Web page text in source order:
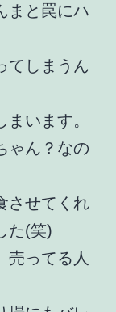
まと罠にハ
てしまうん
います。
ゃん？なの
させてくれ
た(笑)
売ってる人